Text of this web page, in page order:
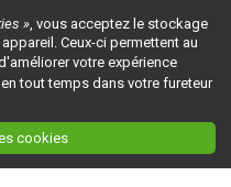
», vous acceptez le stockage
Ceux-ci permettent au
votre expérience
tout temps dans votre fureteur
cookies